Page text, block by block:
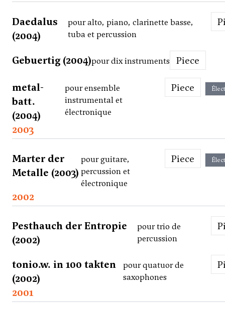
Daedalus
(2004)
pour alto, piano, clarinette basse,
tuba et percussion
Gebuertig (2004)pour dix instruments Piece
metal-
batt.
(2004)
pour ensemble
instrumental et
électronique
Piece
2003
Marter der
Metalle (2003)
pour guitare,
percussion et
électronique
Piece
2002
Pesthauch der Entropie
(2002)
pour trio de
percussion
tonio.w. in 100 takten
(2002)
pour quatuor de
saxophones
2001